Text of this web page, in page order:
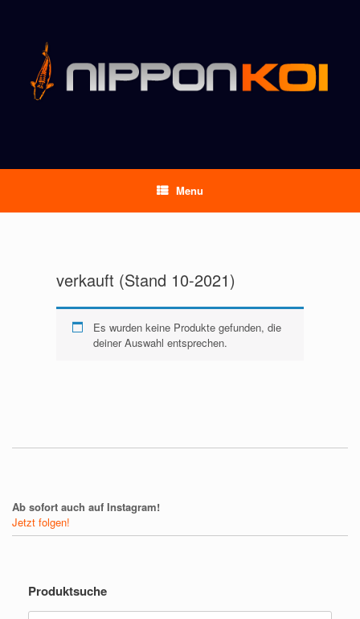
Menu
verkauft (Stand 10-2021)
Es wurden keine Produkte gefunden, die
deiner Auswahl entsprechen.
Ab sofort auch auf Instagram!
Jetzt folgen!
Produktsuche